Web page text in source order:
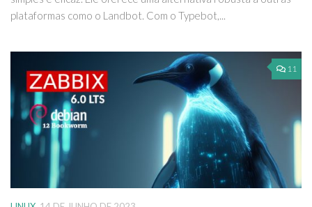
plataformas como o Landbot. Com o Typebot,...
11